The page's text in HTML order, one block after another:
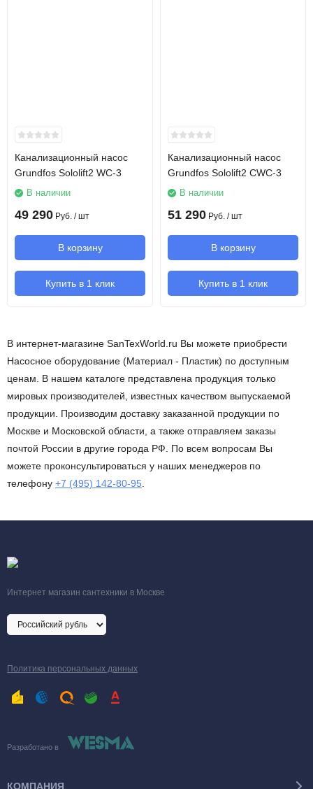
Канализационный насос
Grundfos Sololift2 WC-3
В наличии
49 290 Руб. / шт
В корзину
Купить в 1 клик
Канализационный насос
Grundfos Sololift2 CWC-3
В наличии
51 290 Руб. / шт
В корзину
Купить в 1 клик
В интернет-магазине SanTexWorld.ru Вы можете приобрести
Насосное оборудование (Материал - Пластик) по доступным
ценам. В нашем каталоге представлена продукция только
мировых производителей, известных качеством выпускаемой
продукции. Производим доставку заказанной продукции по
Москве и Московской области, а также отправляем заказы
почтой России в другие города РФ. По всем вопросам Вы
можете проконсультироваться у наших менеджеров по
телефону +7 (495) 142-80-95
Интернет магазин сантехники в Москве
Политика персональных данных
Разработано в
КОМПАНИЯ